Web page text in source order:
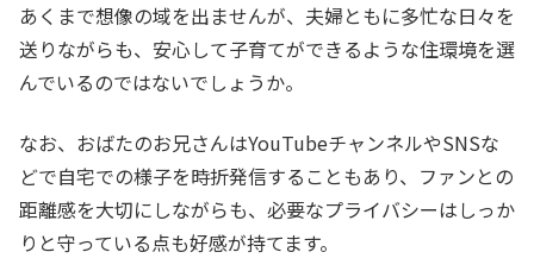
あくまで想像の域を出ませんが、夫婦ともに多忙な日々を
送りながらも、安心して子育てができるような住環境を選
んでいるのではないでしょうか。
なお、おばたのお兄さんはYouTubeチャンネルやSNSな
どで自宅での様子を時折発信することもあり、ファンとの
距離感を大切にしながらも、必要なプライバシーはしっか
りと守っている点も好感が持てます。